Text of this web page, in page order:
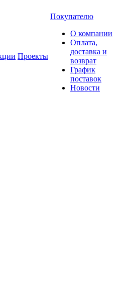
Проекты
Покупателю
О компании
Оплата,
доставка и
возврат
График
поставок
Новости